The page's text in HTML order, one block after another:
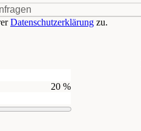
Datenschutzerklärung zu.
20 %